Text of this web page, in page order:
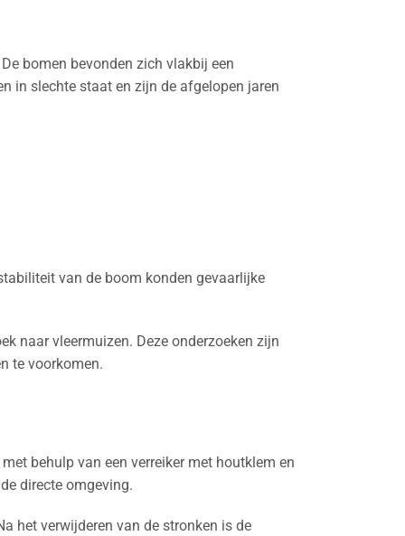
bomen bevonden zich vlakbij een
in slechte staat en zijn de afgelopen jaren
van de boom konden gevaarlijke
naar vleermuizen. Deze onderzoeken zijn
te voorkomen.
behulp van een verreiker met houtklem en
directe omgeving.
het verwijderen van de stronken is de